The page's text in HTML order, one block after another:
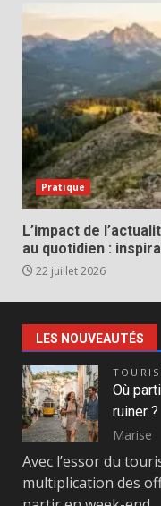
Pratique
L’impact de
au quotidien :
22 juillet 2026
LES NOUVEAUTÉS
Où
ruiner ?
Marise
Avec l’essor du
multiplication des